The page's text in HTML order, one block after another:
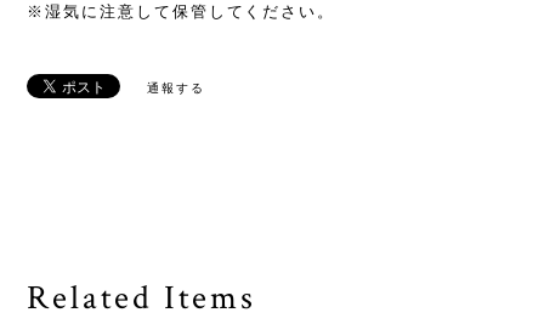
※湿気に注意して保管してください。
通報する
Related Items